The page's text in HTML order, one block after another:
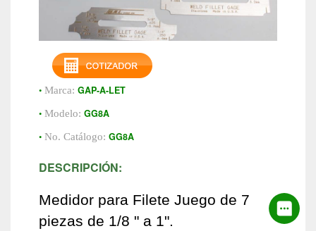
• Marca: GAP-A-LET
• Modelo: GG8A
• No. Catálogo: GG8A
DESCRIPCIÓN:
Medidor para Filete Juego de 7
piezas de 1/8 " a 1".